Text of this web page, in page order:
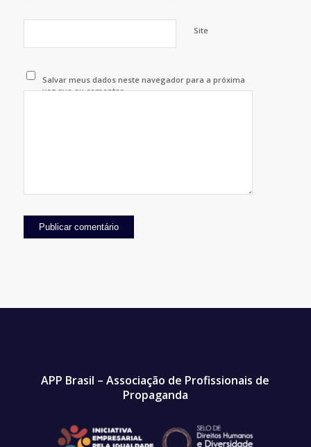
Site
Salvar meus dados neste navegador para a próxima
vez que eu comentar.
APP Brasil – Associação de Profissionais de
Propaganda